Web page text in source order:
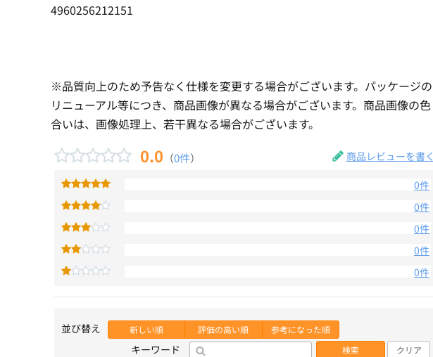
4960256212151
※品質向上のため予告なく仕様を変更する場合がございます。パッケージの
リニューアル等につき、商品画像が異なる場合がございます。商品画像の色
合いは、画像処理上、若干異なる場合がございます。
0.0 （0件） 商品レビューを書く
0件
0件
0件
0件
0件
並び替え 新しい順 評価の高い順 参考になった順
キーワード 検索 クリア